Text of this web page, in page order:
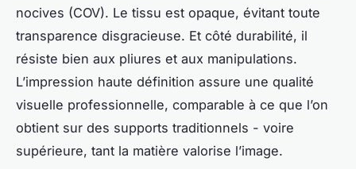
nocives (COV). Le tissu est opaque, évitant toute
transparence disgracieuse. Et côté durabilité, il
résiste bien aux pliures et aux manipulations.
L’impression haute définition assure une qualité
visuelle professionnelle, comparable à ce que l’on
obtient sur des supports traditionnels - voire
supérieure, tant la matière valorise l’image.